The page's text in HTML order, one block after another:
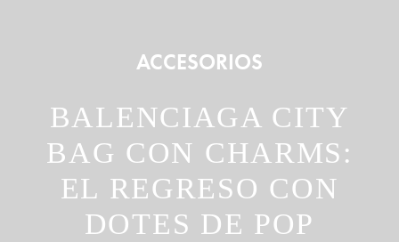
ACCESORIOS
BALENCIAGA CITY
BAG CON CHARMS:
EL REGRESO CON
DOTES DE POP